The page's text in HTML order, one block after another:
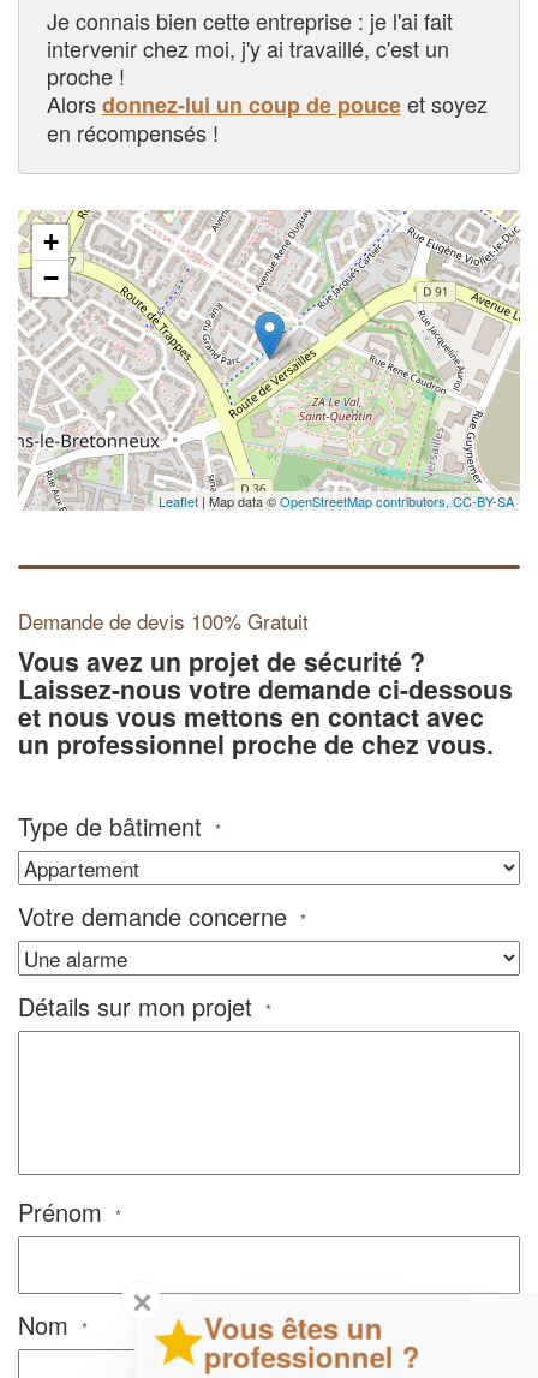
Je connais bien cette entreprise : je l'ai fait
intervenir chez moi, j'y ai travaillé, c'est un
proche !
Alorsdonnez-lui un coup de pouceet soyez
en récompensés !
+
−
Leaflet | Map data ©OpenStreetMap contributors,CC-BY-SA
Demande de devis 100% Gratuit
Vous avez un projet de sécurité ?
Laissez-nous votre demande ci-dessous
et nous vous mettons en contact avec
un professionnel proche de chez vous.
Type de bâtiment *
Votre demande concerne *
Détails sur mon projet *
Prénom *
Nom *
✕
Vous êtes un
professionnel ?